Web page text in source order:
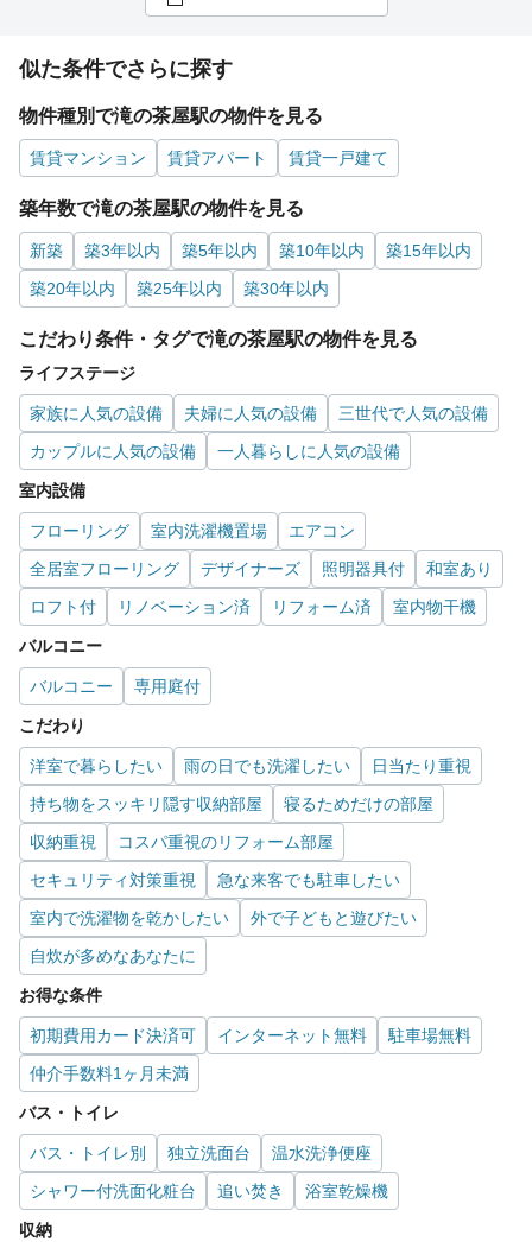
似た条件でさらに探す
物件種別で滝の茶屋駅の物件を見る
賃貸マンション 賃貸アパート 賃貸一戸建て
築年数で滝の茶屋駅の物件を見る
新築 築3年以内 築5年以内 築10年以内
築15年以内
築20年以内
築25年以内 築30年以内
こだわり条件・タグで滝の茶屋駅の物件を見る
ライフステージ
家族に人気の設備 夫婦に人気の設備
三世代で人気の設備
カップルに人気の設備
一人暮らしに人気の設備
室内設備
フローリング 室内洗濯機置場
エアコン
全居室フローリング
デザイナーズ 照明器具付
和室あり
ロフト付
リノベーション済 リフォーム済 室内物干機
バルコニー
バルコニー 専用庭付
こだわり
洋室で暮らしたい 雨の日でも洗濯したい
日当たり重視
持ち物をスッキリ隠す収納部屋
寝るためだけの部屋
収納重視
コスパ重視のリフォーム部屋
セキュリティ対策重視
急な来客でも駐車したい
室内で洗濯物を乾かしたい
外で子どもと遊びたい
自炊が多めなあなたに
お得な条件
初期費用カード決済可 インターネット無料
駐車場無料
仲介手数料1ヶ月未満
バス・トイレ
バス・トイレ別 独立洗面台
温水洗浄便座
シャワー付洗面化粧台
追い焚き 浴室乾燥機
収納